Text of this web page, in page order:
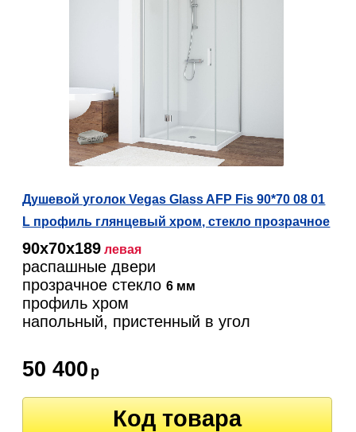
Душевой уголок Vegas Glass AFP Fis 90*70 08 01
L профиль глянцевый хром, стекло прозрачное
90х70х189 левая
распашные двери
прозрачное стекло6 мм
профиль хром
напольный, пристенный в угол
50 400 р
Код товара